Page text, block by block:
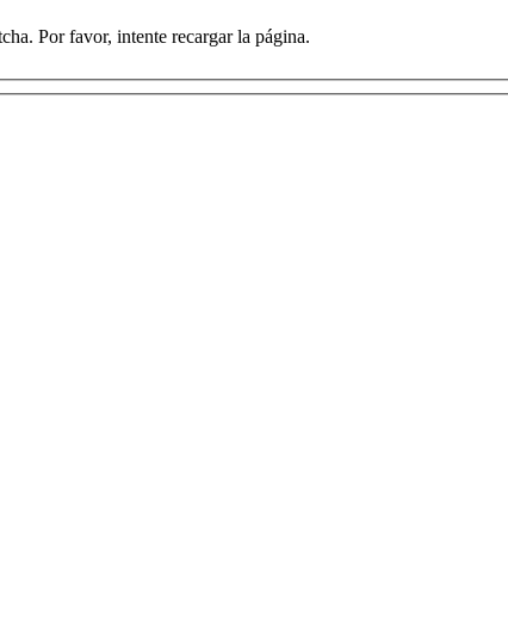
Por favor, intente recargar la página.